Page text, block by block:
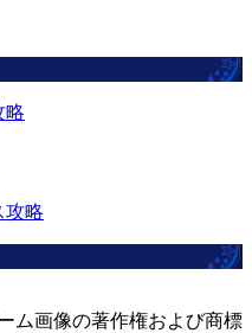
略
攻略
ム画像の著作権および商標